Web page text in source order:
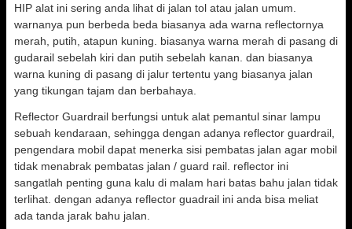
HIP alat ini sering anda lihat di jalan tol atau jalan umum.
warnanya pun berbeda beda biasanya ada warna reflectornya
merah, putih, atapun kuning. biasanya warna merah di pasang di
gudarail sebelah kiri dan putih sebelah kanan. dan biasanya
warna kuning di pasang di jalur tertentu yang biasanya jalan
yang tikungan tajam dan berbahaya.
Reflector Guardrail berfungsi untuk alat pemantul sinar lampu
sebuah kendaraan, sehingga dengan adanya reflector guardrail,
pengendara mobil dapat menerka sisi pembatas jalan agar mobil
tidak menabrak pembatas jalan / guard rail. reflector ini
sangatlah penting guna kalu di malam hari batas bahu jalan tidak
terlihat. dengan adanya reflector guadrail ini anda bisa meliat
ada tanda jarak bahu jalan.